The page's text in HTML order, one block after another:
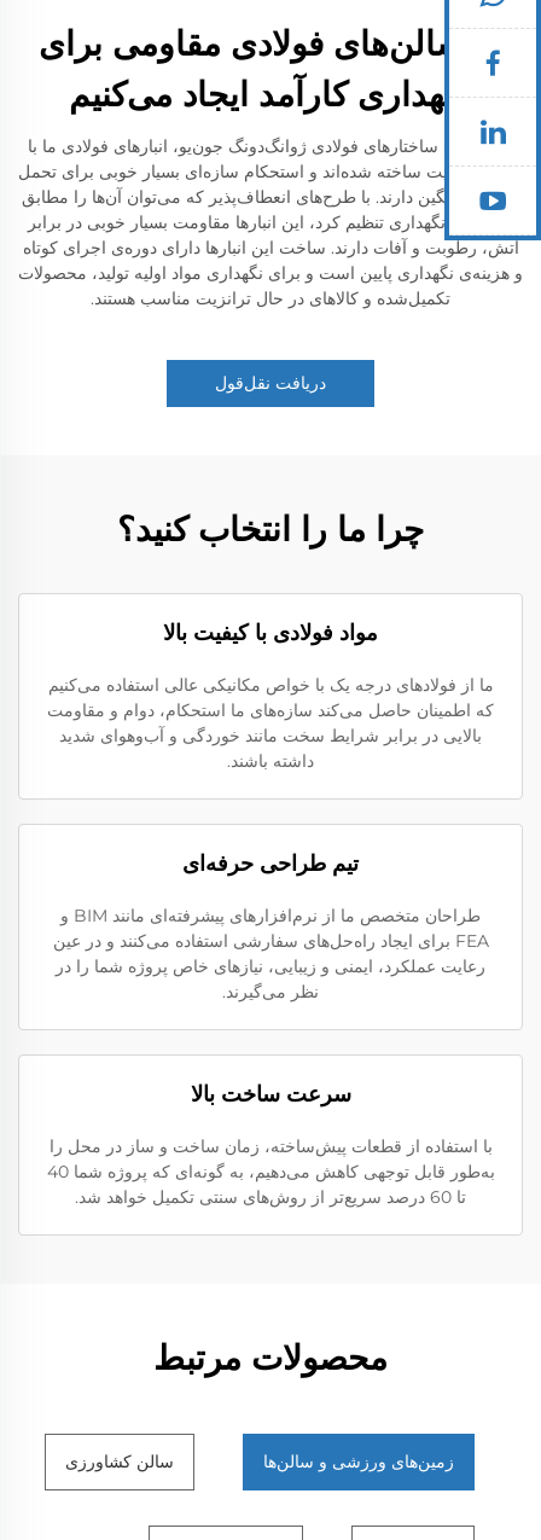
ما سالن‌های فولادی مقاومی برای
نگهداری کارآمد ایجاد می‌کنیم
در شرکت ساختارهای فولادی ژوانگ‌دونگ جون‌یو، انبارهای فولادی ما با
فولاد با کیفیت ساخته شده‌اند و استحکام سازه‌ای بسیار خوبی برای تحمل
کالاهای سنگین دارند. با طرح‌های انعطاف‌پذیر که می‌توان آن‌ها را مطابق
با نیازهای نگهداری تنظیم کرد، این انبارها مقاومت بسیار خوبی در برابر
آتش، رطوبت و آفات دارند. ساخت این انبارها دارای دوره‌ی اجرای کوتاه
و هزینه‌ی نگهداری پایین است و برای نگهداری مواد اولیه تولید، محصولات
تکمیل‌شده و کالاهای در حال ترانزیت مناسب هستند.
دریافت نقل‌قول
چرا ما را انتخاب کنید؟
مواد فولادی با کیفیت بالا
ما از فولادهای درجه یک با خواص مکانیکی عالی استفاده می‌کنیم
که اطمینان حاصل می‌کند سازه‌های ما استحکام، دوام و مقاومت
بالایی در برابر شرایط سخت مانند خوردگی و آب‌وهوای شدید
داشته باشند.
تیم طراحی حرفه‌ای
طراحان متخصص ما از نرم‌افزارهای پیشرفته‌ای مانند BIM و
FEA برای ایجاد راه‌حل‌های سفارشی استفاده می‌کنند و در عین
رعایت عملکرد، ایمنی و زیبایی، نیازهای خاص پروژه شما را در
نظر می‌گیرند.
سرعت ساخت بالا
با استفاده از قطعات پیش‌ساخته، زمان ساخت و ساز در محل را
به‌طور قابل توجهی کاهش می‌دهیم، به گونه‌ای که پروژه شما 40
تا 60 درصد سریع‌تر از روش‌های سنتی تکمیل خواهد شد.
محصولات مرتبط
زمین‌های ورزشی و سالن‌ها سالن کشاورزی